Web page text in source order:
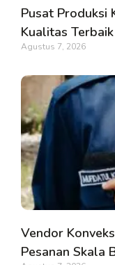
Pusat Produksi
Kualitas Terbaik
Agustus 7, 2026
Vendor
Pesanan Skala